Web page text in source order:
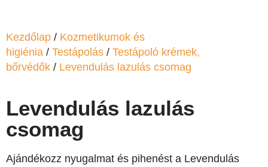
Kezdőlap / Kozmetikumok és
higiénia / Testápolás / Testápoló krémek,
bőrvédők / Levendulás lazulás csomag
Levendulás lazulás
csomag
Ajándékozz nyugalmat és pihenést a Levendulás